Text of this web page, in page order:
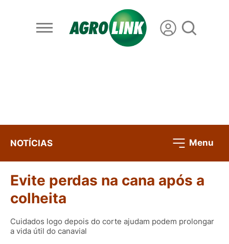
NOTÍCIAS Menu
Evite perdas na cana após a
colheita
Cuidados logo depois do corte ajudam podem prolongar
a vida útil do canavial